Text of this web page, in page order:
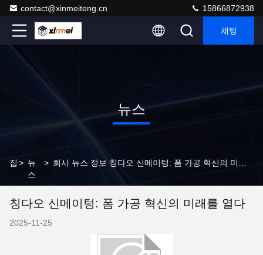
contact@xinmeiteng.cn 15866872938
채팅
뉴스
집 > 뉴
스
>
칭다오 신메이텅: 폼 가공 혁신의 미래를 열다
2025-11-25